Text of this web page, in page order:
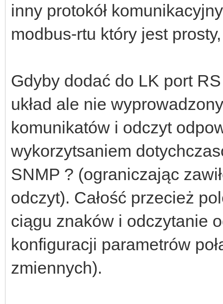
inny protokół
modbus-rtu który jest
Gdyby dodać do LK port
układ ale nie
komunikatów i odczyt
wykorzytsaniem
SNMP ? (ograniczając
odczyt). Całość przecież
ciągu znaków i odczytanie
konfiguracji parametrów
zmiennych).